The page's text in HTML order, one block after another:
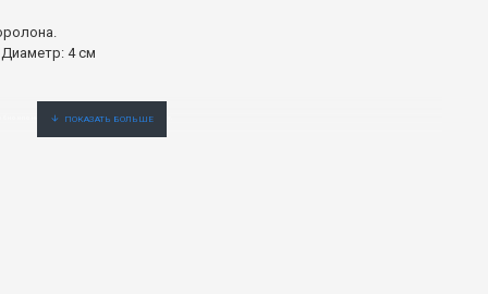
4 см
и по низкой цене. Официальный дистрибьютер.er.